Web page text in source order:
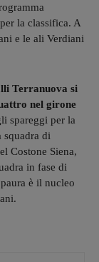
la classifica. A
e le ali Verdiani
Terranuova si
nel girone
spareggi per la
squadra di
Costone Siena,
in fase di
è il nucleo